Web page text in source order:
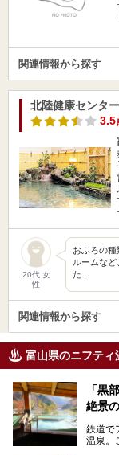
関連情報から探す
北陸健康センタ
3.5
20代 女
性
おふろの
ルームな
た…
関連情報から探す
富山県のニフティ
「黒
絶景
鉄道で
温泉。